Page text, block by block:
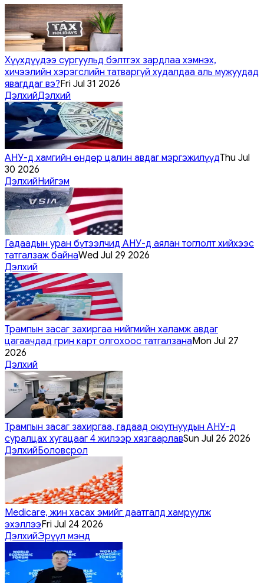
Хүүхдүүдээ сургуульд бэлтгэх зардлаа хэмнэх,
хичээлийн хэрэгслийн татваргүй худалдаа аль мужуудад
явагддаг вэ?Fri Jul 31 2026
ДэлхийДэлхий
АНУ-д хамгийн өндөр цалин авдаг мэргэжилүүдThu Jul
30 2026
ДэлхийНийгэм
Гадаадын уран бүтээлчид АНУ-д аялан тоглолт хийхээс
татгалзаж байнаWed Jul 29 2026
Дэлхий
Трампын засаг захиргаа нийгмийн халамж авдаг
цагаачдад грин карт олгохоос татгалзанаMon Jul 27
2026
Дэлхий
Трампын засаг захиргаа, гадаад оюутнуудын АНУ-д
суралцах хугацааг 4 жилээр хязгаарлавSun Jul 26 2026
ДэлхийБоловсрол
Medicare, жин хасах эмийг даатгалд хамруулж
эхэллээFri Jul 24 2026
ДэлхийЭрүүл мэнд